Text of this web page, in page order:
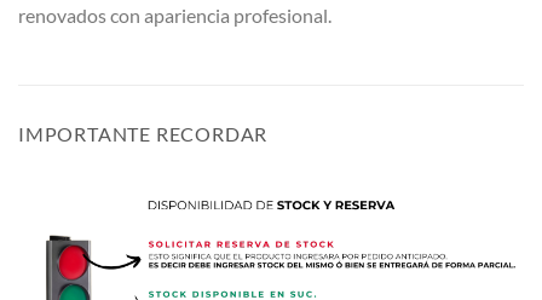
renovados con apariencia profesional.
IMPORTANTE RECORDAR